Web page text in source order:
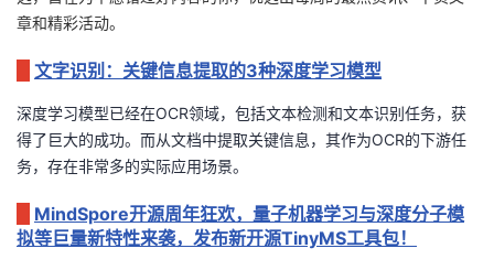
我
的
博
我
的
坛
我
圈
的
我
者
学
堂
的
我
支
持
我
技
的
章和精彩活动。
文字识别：关键信息提取的3种深度学习模型
深度学习模型已经在OCR领域，包括文本检测和文本识别任务，获
得了巨大的成功。而从文档中提取关键信息，其作为OCR的下游任
务，存在非常多的实际应用场景。
MindSpore开源周年狂欢，量子机器学习与深度分子模
拟等巨量新特性来袭，发布新开源TinyMS工具包！